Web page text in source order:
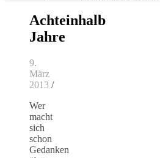
Achteinhalb
Jahre
9.
März
2013 /
Wer
macht
sich
schon
Gedanken